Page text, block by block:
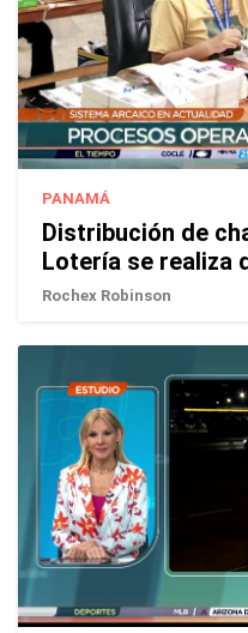
PANAMÁ
Distribución de
Lotería se realiza
Rochex Robinson